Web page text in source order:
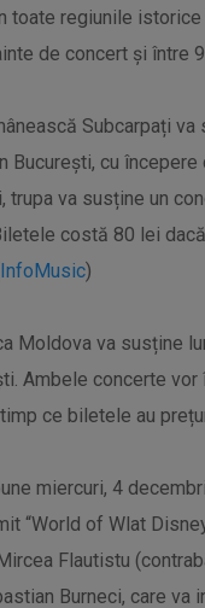
toate regiunile
de concert și între
Subcarpați
București, cu
trupa va susține un
costă 80 lei
InfoMusic)
Moldova va susține
Ambele concerte
ce biletele au
miercuri, 4
“World of Wlat
Flautistu
Burneci, care va